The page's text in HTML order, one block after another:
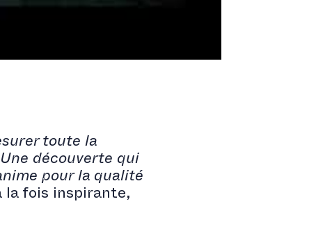
toute la
Une découverte qui
pour la qualité
la fois inspirante,